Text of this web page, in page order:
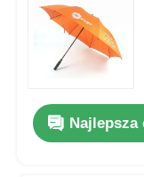
Najlepsza